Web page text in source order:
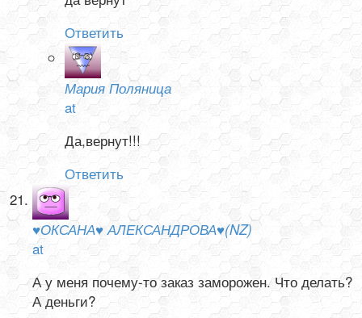
Ответить
Мария Поляница
at
Да,вернут!!!
Ответить
♥ОКСАНА♥ АЛЕКСАНДРОВА♥(NZ)
at
А у меня почему-то заказ заморожен. Что делать?
А деньги?